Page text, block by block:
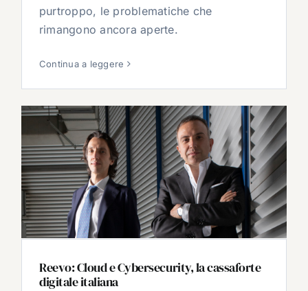
purtroppo, le problematiche che
rimangono ancora aperte.
Continua a leggere
Reevo: Cloud e Cybersecurity, la cassaforte
digitale italiana